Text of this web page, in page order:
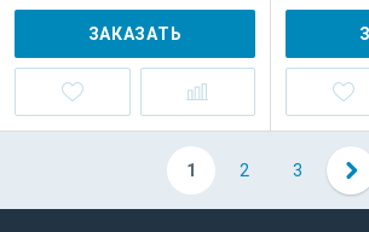
ЗАКАЗАТЬ
1 2 3